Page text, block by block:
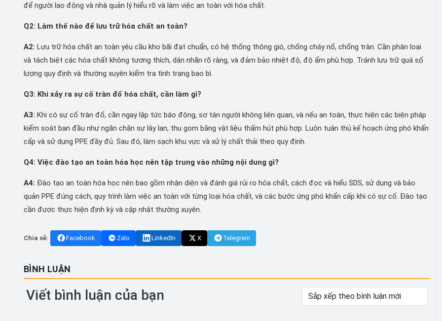
để người lao động và nhà quản lý hiểu rõ và làm việc an toàn với hóa chất.
Q2: Làm thế nào để lưu trữ hóa chất an toàn?
A2: Lưu trữ hóa chất an toàn yêu cầu kho bãi đạt chuẩn, có hệ thống thông gió, chống cháy nổ, chống tràn. Cần phân loại
và tách biệt các hóa chất không tương thích, dán nhãn rõ ràng, và đảm bảo nhiệt độ, độ ẩm phù hợp. Tránh lưu trữ quá số
lượng quy định và thường xuyên kiểm tra tình trạng bao bì.
Q3: Khi xảy ra sự cố tràn đổ hóa chất, cần làm gì?
A3: Khi có sự cố tràn đổ, cần ngay lập tức báo động, sơ tán người không liên quan, và nếu an toàn, thực hiện các biện pháp
kiểm soát ban đầu như ngăn chặn sự lây lan, thu gom bằng vật liệu thấm hút phù hợp. Luôn tuân thủ kế hoạch ứng phó khẩn
cấp và sử dụng PPE đầy đủ. Sau đó, làm sạch khu vực và xử lý chất thải theo quy định.
Q4: Việc đào tạo an toàn hóa học nên tập trung vào những nội dung gì?
A4: Đào tạo an toàn hóa học nên bao gồm nhận diện và đánh giá rủi ro hóa chất, cách đọc và hiểu SDS, sử dụng và bảo
quản PPE đúng cách, quy trình làm việc an toàn với từng loại hóa chất, và các bước ứng phó khẩn cấp khi có sự cố. Đào tạo
cần được thực hiện định kỳ và cập nhật thường xuyên.
Chia sẻ: Facebook Zalo LinkedIn X Telegram
BÌNH LUẬN
Viết bình luận của bạn